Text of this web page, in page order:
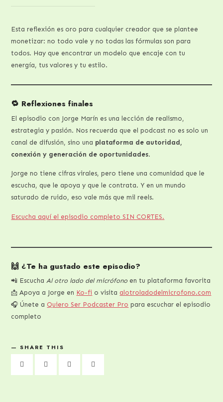
Esta reflexión es oro para cualquier creador que se plantee
monetizar: no todo vale y no todas las fórmulas son para
todos. Hay que encontrar un modelo que encaje con tu
energía, tus valores y tu estilo.
🔁 Reflexiones finales
El episodio con Jorge Marín es una lección de realismo,
estrategia y pasión. Nos recuerda que el podcast no es solo un
canal de difusión, sino una plataforma de autoridad,
conexión y generación de oportunidades.
Jorge no tiene cifras virales, pero tiene una comunidad que le
escucha, que le apoya y que le contrata. Y en un mundo
saturado de ruido, eso vale más que mil reels.
Escucha aquí el episodio completo SIN CORTES.
🙌 ¿Te ha gustado este episodio?
📲 EscuchaAl otro lado del micrófono en tu plataforma favorita
📩 Apoya a Jorge en Ko-fi o visita alotroladodelmicrofono.com
🎧 Únete a Quiero Ser Podcaster Pro para escuchar el episodio
completo
SHARE THIS